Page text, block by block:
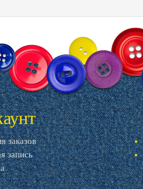
заказов
запись